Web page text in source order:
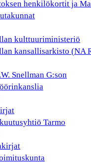
henkilökortit ja
kulttuuriministeriö
kansallisarkisto (NA
Snellman G:son
Tarmo